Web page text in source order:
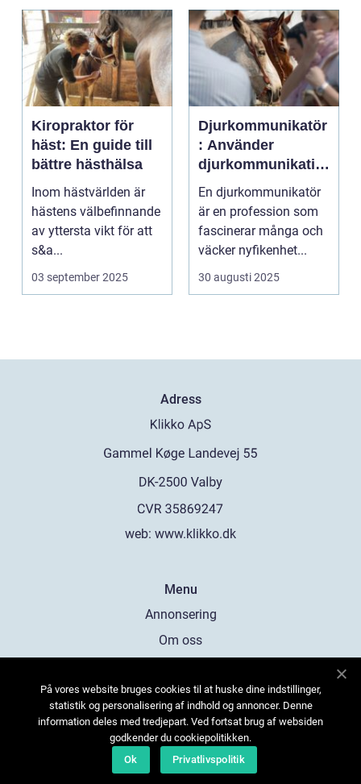
Kiropraktor för
häst: En guide till
bättre hästhälsa
Inom hästvärlden är
hästens välbefinnande
av yttersta vikt för att
s&a...
03 september 2025
Djurkommunikatör
: Använder
djurkommunikatio
n för behandling
av djur
En djurkommunikatör
är en profession som
fascinerar många och
väcker nyfikenhet...
30 augusti 2025
Adress
web: www.klikko.dk
Menu
Annonsering
Om oss
Kontakta oss
Sitemap
På vores website bruges cookies til at huske dine indstillinger,
statistik og personalisering af indhold og annoncer. Denne
information deles med tredjepart. Ved fortsat brug af websiden
godkender du cookiepolitikken.
Ok
Privatlivspolitik